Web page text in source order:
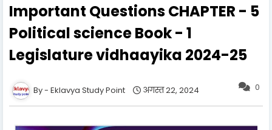
Important Questions CHAPTER - 5
Political science Book - 1
Legislature vidhaayika 2024-25
0
Eklavya Study Point अगस्त 22, 2024